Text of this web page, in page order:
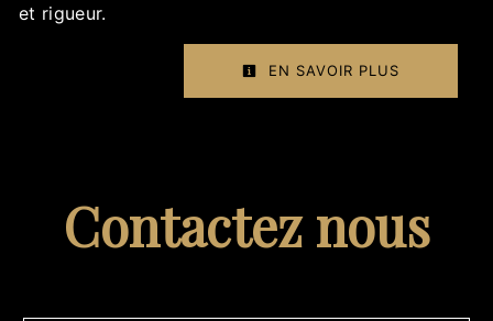
et rigueur.
EN SAVOIR PLUS
Contactez nous